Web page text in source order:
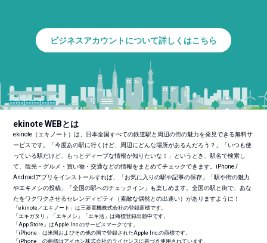
ビジネスアカウントについて詳しくはこちら
ekinote WEBとは
ekinote（エキノート）は、日本全国すべての鉄道駅と周辺の街の魅力を発見できる無料サ
ービスです。「今度あの駅に行くけど、周辺にどんな場所があるんだろう？」「いつも使
っている駅だけど、もっとディープな情報が知りたいな！」というとき、駅名で検索し
て、観光・グルメ・買い物・交通などの情報をまとめてチェックできます。iPhone /
Androidアプリをインストールすれば、「お気に入りの駅や記事の保存」「駅や街の魅力
やエキメシの投稿」「全国の駅へのチェックイン」も楽しめます。全国の駅と街で、あな
たをワクワクさせるセレンディピティ（素敵な偶然との出逢い）がありますように！
「ekinote／エキノート」は三菱電機株式会社の登録商標です。
「エキガタリ」「エキメシ」「エキ活」は商標登録出願中です。
「App Store」はApple Inc.のサービスマークです。
「iPhone」は米国およびその他の国で登録されたApple Inc.の商標です。
「iPhone」の商標はアイホン株式会社のライセンスに基づき使用されています。